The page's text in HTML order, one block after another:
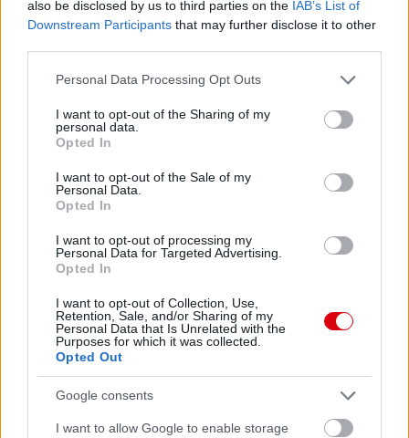
also be disclosed by us to third parties on the IAB’s List of
Downstream Participants that may further disclose it to other
Please note that this website/app uses one or more Google
not limited to your visit or usage behaviour. You may click to
grant or deny consent to Google and its third-party tags to
use your data for below specified purposes in below Google
consent section.
Personal Data Processing Opt Outs
I want to opt-out of the Sharing of my
personal data.
Opted In
I want to opt-out of the Sale of my
Personal Data.
Opted In
I want to opt-out of processing my
Personal Data for Targeted Advertising.
Opted In
I want to opt-out of Collection, Use,
Retention, Sale, and/or Sharing of my
Personal Data that Is Unrelated with the
Purposes for which it was collected.
Opted Out
Google consents
I want to allow Google to enable storage
Az egész esélylatolgatás azt feltételezi, hogy normális